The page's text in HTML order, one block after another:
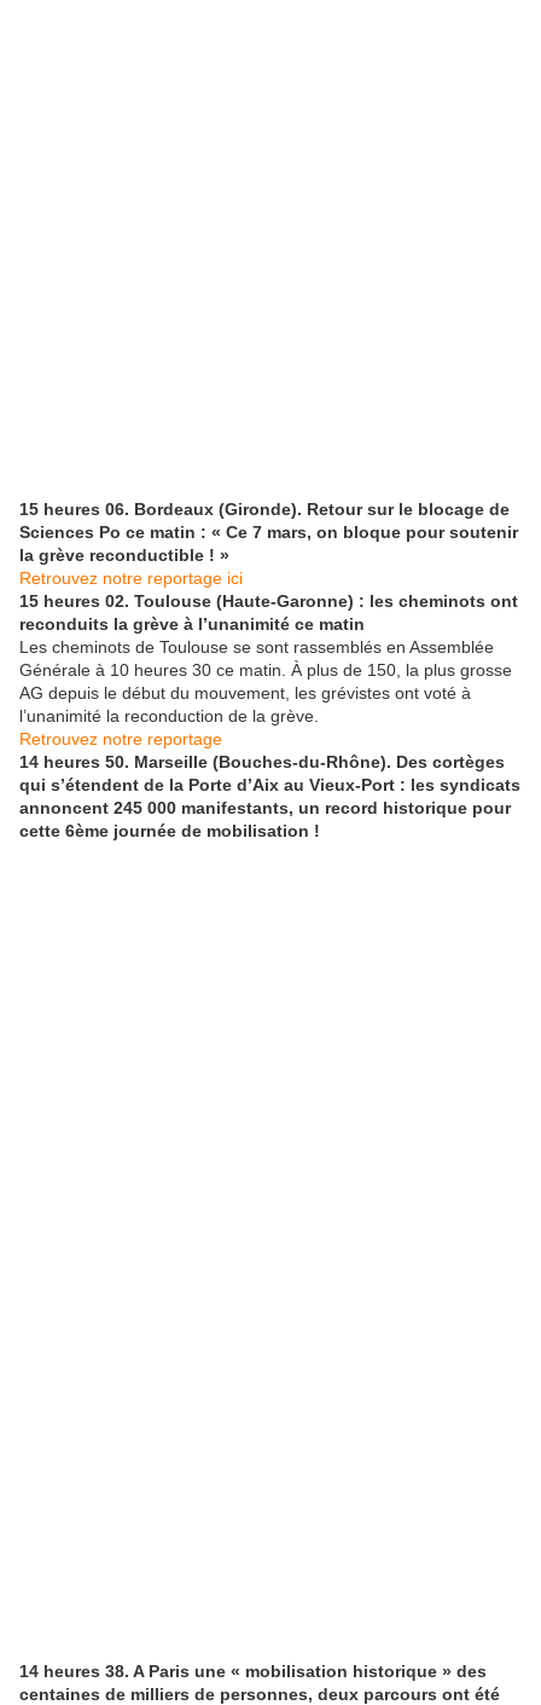
15 heures 06. Bordeaux (Gironde). Retour sur le blocage de
Sciences Po ce matin : « Ce 7 mars, on bloque pour soutenir
la grève reconductible ! »
Retrouvez notre reportage ici
15 heures 02. Toulouse (Haute-Garonne) : les cheminots ont
reconduits la grève à l’unanimité ce matin
Les cheminots de Toulouse se sont rassemblés en Assemblée
Générale à 10 heures 30 ce matin. À plus de 150, la plus grosse
AG depuis le début du mouvement, les grévistes ont voté à
l’unanimité la reconduction de la grève.
Retrouvez notre reportage
14 heures 50. Marseille (Bouches-du-Rhône). Des cortèges
qui s’étendent de la Porte d’Aix au Vieux-Port : les syndicats
annoncent 245 000 manifestants, un record historique pour
cette 6ème journée de mobilisation !
14 heures 38. A Paris une « mobilisation historique » des
centaines de milliers de personnes, deux parcours ont été